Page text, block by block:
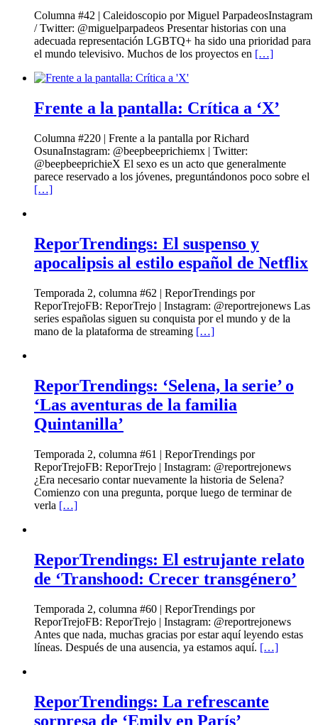
Columna #42 | Caleidoscopio por Miguel ParpadeosInstagram
/ Twitter: @miguelparpadeos Presentar historias con una
adecuada representación LGBTQ+ ha sido una prioridad para
el mundo televisivo. Muchos de los proyectos en […]
Frente a la pantalla: Crítica a ‘X’
Columna #220 | Frente a la pantalla por Richard
OsunaInstagram: @beepbeeprichiemx | Twitter:
@beepbeeprichieX El sexo es un acto que generalmente
parece reservado a los jóvenes, preguntándonos poco sobre el
[…]
ReporTrendings: El suspenso y
apocalipsis al estilo español de Netflix
Temporada 2, columna #62 | ReporTrendings por
ReporTrejoFB: ReporTrejo | Instagram: @reportrejonews Las
series españolas siguen su conquista por el mundo y de la
mano de la plataforma de streaming […]
ReporTrendings: ‘Selena, la serie’ o
‘Las aventuras de la familia
Quintanilla’
Temporada 2, columna #61 | ReporTrendings por
ReporTrejoFB: ReporTrejo | Instagram: @reportrejonews
¿Era necesario contar nuevamente la historia de Selena?
Comienzo con una pregunta, porque luego de terminar de
verla […]
ReporTrendings: El estrujante relato
de ‘Transhood: Crecer transgénero’
Temporada 2, columna #60 | ReporTrendings por
ReporTrejoFB: ReporTrejo | Instagram: @reportrejonews
Antes que nada, muchas gracias por estar aquí leyendo estas
líneas. Después de una ausencia, ya estamos aquí. […]
ReporTrendings: La refrescante
sorpresa de ‘Emily en París’